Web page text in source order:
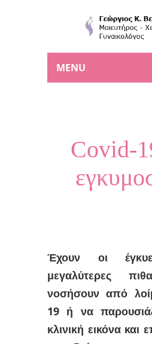
MENU
Covid-
Έχουν οι
μεγαλύτερες
νοσήσουν από
19 ή να
κλινική εικόνα και